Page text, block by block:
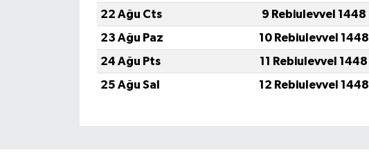
22 Ağu Cts
9 Rebiulevvel 1448
23 Ağu Paz
10 Rebiulevvel 1448
24 Ağu Pts
11 Rebiulevvel 1448
25 Ağu Sal
12 Rebiulevvel 1448